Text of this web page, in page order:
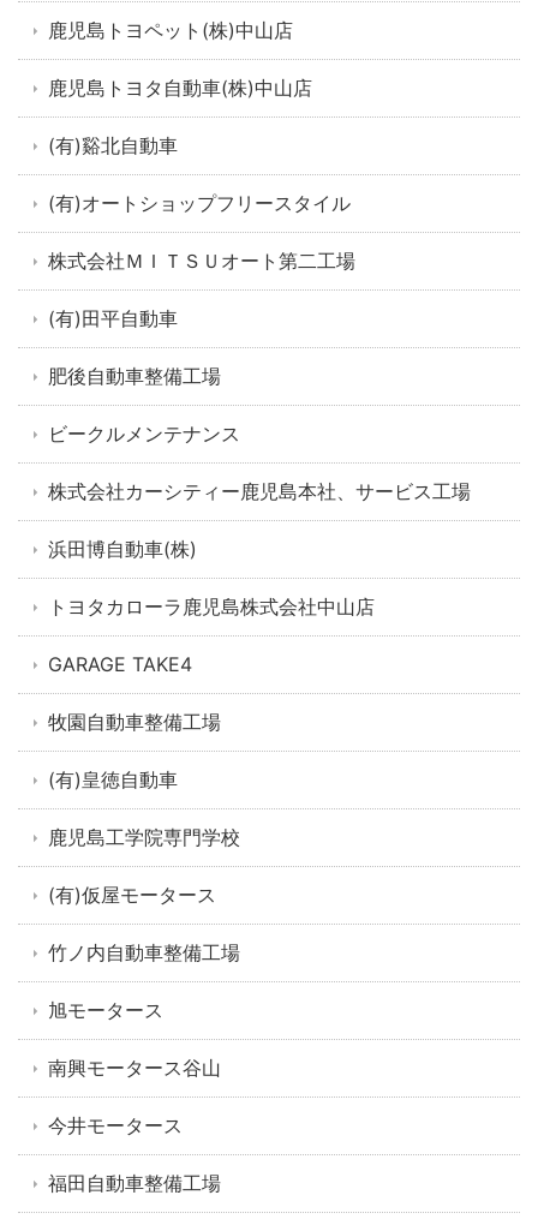
鹿児島トヨペット(株)中山店
鹿児島トヨタ自動車(株)中山店
(有)谿北自動車
(有)オートショップフリースタイル
株式会社ＭＩＴＳＵオート第二工場
(有)田平自動車
肥後自動車整備工場
ビークルメンテナンス
株式会社カーシティー鹿児島本社、サービス工場
浜田博自動車(株)
トヨタカローラ鹿児島株式会社中山店
GARAGE TAKE4
牧園自動車整備工場
(有)皇徳自動車
鹿児島工学院専門学校
(有)仮屋モータース
竹ノ内自動車整備工場
旭モータース
南興モータース谷山
今井モータース
福田自動車整備工場